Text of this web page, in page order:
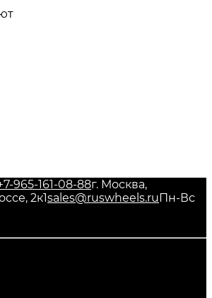
965-161-08-88г. Москва,
2к1sales@ruswheels.ru Пн-Вс